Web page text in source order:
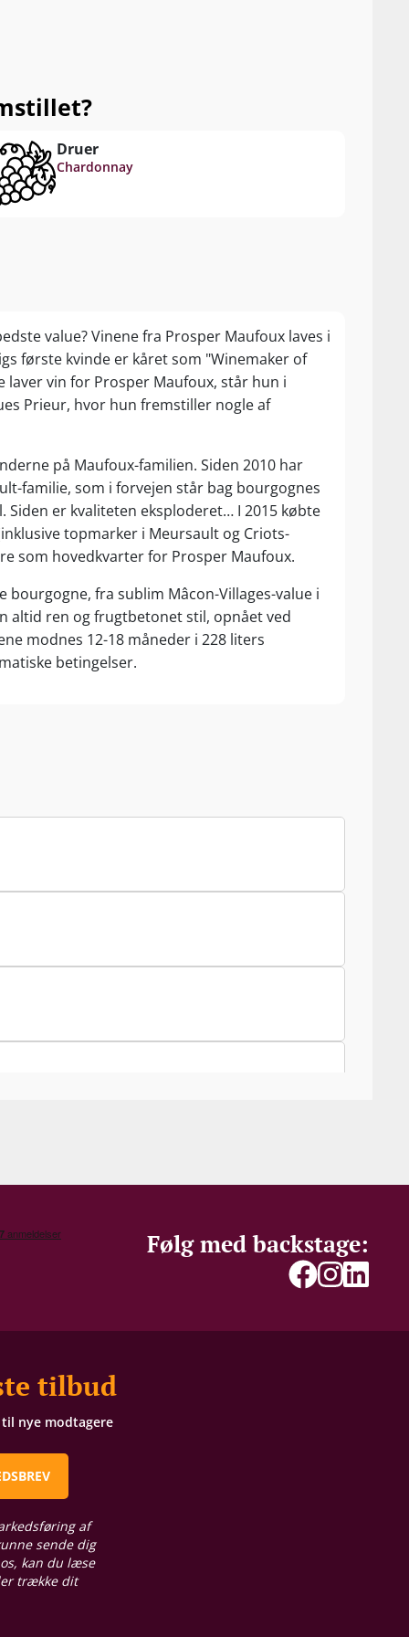
Druer
Chardonnay
value? Vinene fra Prosper Maufoux laves i
første kvinde er kåret som "Winemaker of
laver vin for Prosper Maufoux, står hun i
Prieur, hvor hun fremstiller nogle af
på Maufoux-familien. Siden 2010 har
familie, som i forvejen står bag bourgognes
er kvaliteten eksploderet… I 2015 købte
topmarker i Meursault og Criots-
som hovedkvarter for Prosper Maufoux.
fra sublim Mâcon-Villages-value i
altid ren og frugtbetonet stil, opnået ved
modnes 12-18 måneder i 228 liters
betingelser.
Følg med backstage:
tilbud
nye modtagere
af
sende dig
kan du læse
trække dit